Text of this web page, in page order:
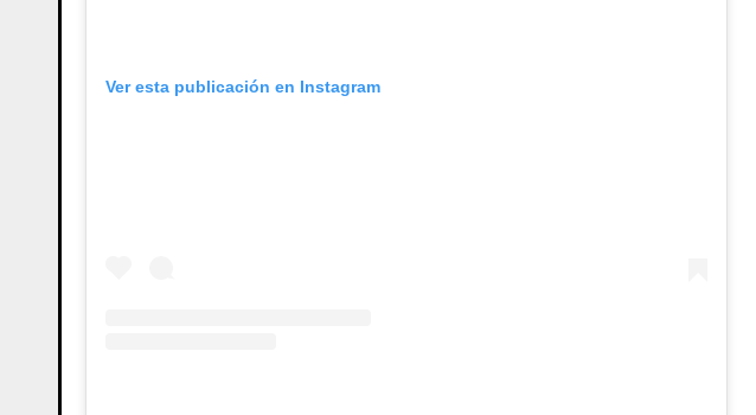
Ver esta publicación en Instagram